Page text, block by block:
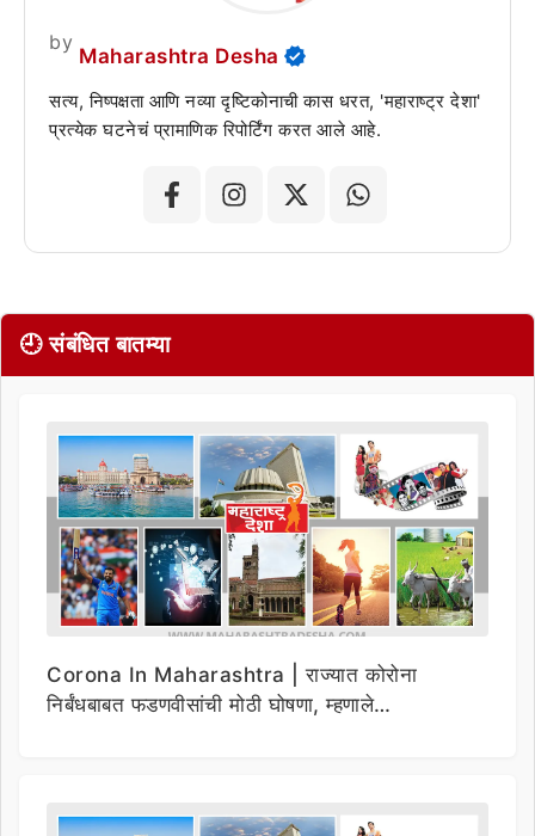
by
Maharashtra Desha
सत्य, निष्पक्षता आणि नव्या दृष्टिकोनाची कास धरत, 'महाराष्ट्र देशा'
प्रत्येक घटनेचं प्रामाणिक रिपोर्टिंग करत आले आहे.
🕘 संबंधित बातम्या
Corona In Maharashtra | राज्यात कोरोना
निर्बंधबाबत फडणवीसांची मोठी घोषणा, म्हणाले…